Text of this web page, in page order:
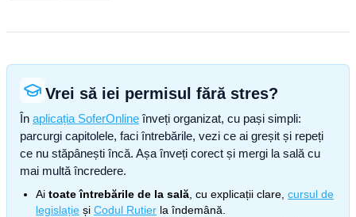
Vrei să iei permisul fără stres?
În aplicația SoferOnline înveți organizat, cu pași simpli:
parcurgi capitolele, faci întrebările, vezi ce ai greșit și repeți
ce nu stăpânești încă. Așa înveți corect și mergi la sală cu
mai multă încredere.
Ai toate întrebările de la sală , cu explicații clare, cursul de
legislație și Codul Rutier la îndemână.